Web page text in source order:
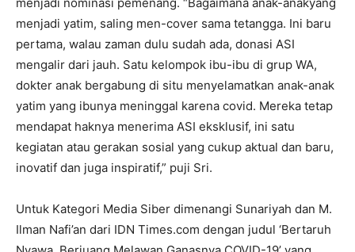
menjadi yatim, saling men-cover sama tetangga. Ini baru
pertama, walau zaman dulu sudah ada, donasi ASI
mengalir dari jauh. Satu kelompok ibu-ibu di grup WA,
dokter anak bergabung di situ menyelamatkan anak-anak
yatim yang ibunya meninggal karena covid. Mereka tetap
mendapat haknya menerima ASI eksklusif, ini satu
kegiatan atau gerakan sosial yang cukup aktual dan baru,
inovatif dan juga inspiratif,” puji Sri.
Untuk Kategori Media Siber dimenangi Sunariyah dan M.
Ilman Nafi’an dari IDN Times.com dengan judul ‘Bertaruh